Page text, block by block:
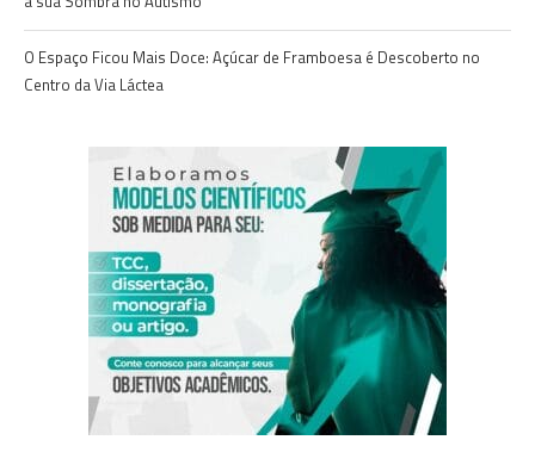
O Espaço Ficou Mais Doce: Açúcar de Framboesa é Descoberto no
Centro da Via Láctea